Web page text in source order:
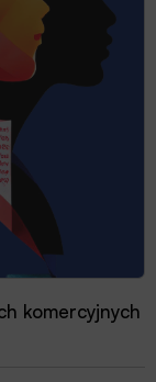
komercyjnych